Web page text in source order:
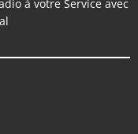
à votre Service avec